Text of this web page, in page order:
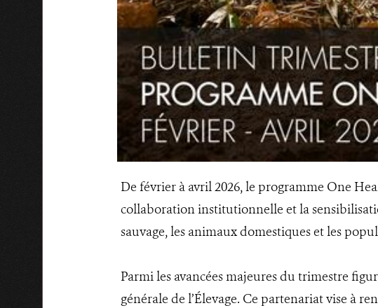
De février à avril 2026, le programme One
collaboration institutionnelle et la
sauvage, les animaux domestiques et les
Parmi les avancées majeures du trimestre
générale de l’Élevage. Ce partenariat vise à